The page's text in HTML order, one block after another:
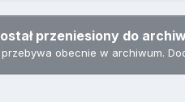
przeniesiony do
obecnie w archiwum.